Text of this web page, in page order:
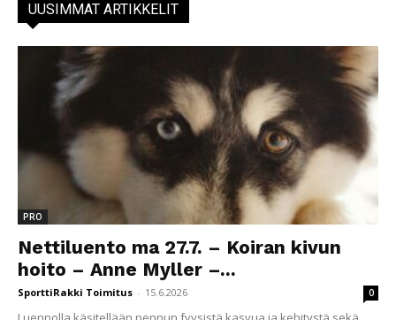
UUSIMMAT ARTIKKELIT
PRO
Nettiluento ma 27.7. – Koiran kivun
hoito – Anne Myller –...
SporttiRakki Toimitus - 15.6.2026 0